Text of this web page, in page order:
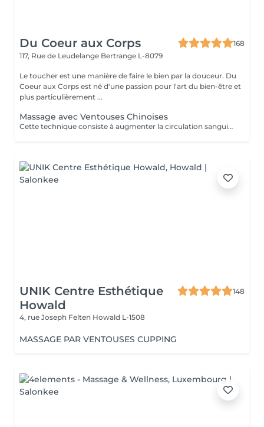
Du Coeur aux Corps
168
117, Rue de Leudelange Bertrange L-8079
Le toucher est une manière de faire le bien par la douceur. Du
Coeur aux Corps est né d'une passion pour l'art du bien-être et
plus particulièrement ...
Massage avec Ventouses Chinoises
Cette technique consiste à augmenter la circulation sanguine. L'objectif est de créer un effet de succion qui favorisera la décongestion des tissus, l'évacuation des toxines et la mobilité des tissus. Prioritairement, cette pratique s'effectue sur le dos.
UNIK Centre Esthétique
Howald
148
4, rue Joseph Felten Howald L-1508
MASSAGE PAR VENTOUSES CUPPING